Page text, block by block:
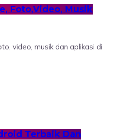
Foto,Video, Musik
video, musik dan aplikasi di
Terbaik Dan